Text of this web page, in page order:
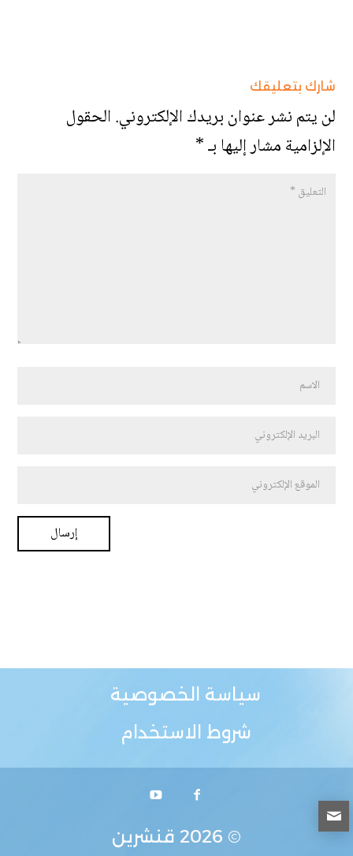
شارك بتعليقك
لن يتم نشر عنوان بريدك الإلكتروني.الحقول
الإلزامية مشار إليها بـ*
سياسة الخصوصية
شروط الاستخدام
© 2026 قنشرين